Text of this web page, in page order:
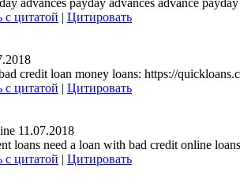
advances payday advances advance
с цитатой | Цитировать
credit loan money loans: https://
с цитатой | Цитировать
11.07.2018
loans need a loan with bad credit online
с цитатой | Цитировать